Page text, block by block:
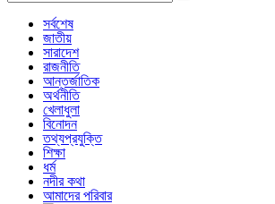
সর্বশেষ
জাতীয়
সারাদেশ
রাজনীতি
আন্তর্জাতিক
অর্থনীতি
খেলাধুলা
বিনোদন
তথ্যপ্রযুক্তি
শিক্ষা
ধর্ম
নদীর কথা
আমাদের পরিবার